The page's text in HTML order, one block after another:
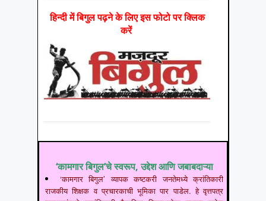
हिन्‍दी में बिगुल पढ़ने के लिए इस फोटो पर क्लिक
करें
‘कामगार बिगुल’चे स्वरूप, उद्देश आणि जबाबदाऱ्या
‘कामगार बिगुल’ व्यापक कष्टकरी जनतेमध्ये क्रांतिकारी
राजकीय शिक्षक व प्रचारकाची भूमिका पार पाडेल. हे वृत्तपत्र